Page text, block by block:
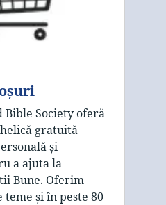
Bible Society oferă
gratuită
și
a ajuta la
Bune. Oferim
și în peste 80